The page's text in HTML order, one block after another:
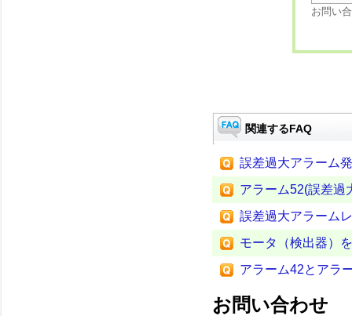
お問い
関連するFAQ
誤差過大アラーム
アラーム52(誤差過
誤差過大アラーム
モータ（検出器）
アラーム42とアラ
お問い合わせ